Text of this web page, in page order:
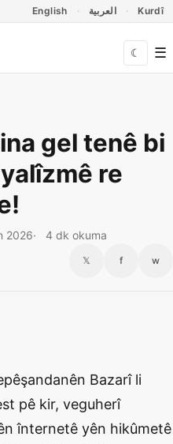
English العربية Kurdî
☾ ☰
gel tenê bi
re
2026 4 dk okuma
𝕏 f w
Bazarî li
pê kir, veguherî
înternetê yên hikûmetê